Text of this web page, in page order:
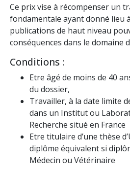
Ce prix vise à récompenser un
fondamentale ayant donné lieu
publications de haut niveau
conséquences dans le domaine
Conditions :
Etre âgé de moins de 40
du dossier,
Travailler, à la date limite
dans un Institut ou
Recherche situé en France
Etre titulaire d’une thèse
diplôme équivalent si
Médecin ou Vétérinaire